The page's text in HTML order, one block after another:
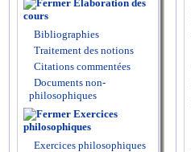
Elaboration des
cours
Bibliographies
Traitement des notions
Citations commentées
Documents non-
philosophiques
Exercices
philosophiques
Exercices philosophiques